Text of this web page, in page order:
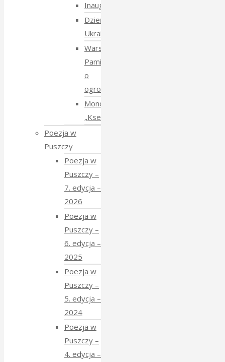
Inauguracja
Dzień
Ukraiński
Warsztaty:
Pamiętajmy
o
ogrodach
Monodram
„Ksenia”
Poezja w
Puszczy
Poezja w
Puszczy –
7. edycja –
2026
Poezja w
Puszczy –
6. edycja –
2025
Poezja w
Puszczy –
5. edycja –
2024
Poezja w
Puszczy –
4. edycja –